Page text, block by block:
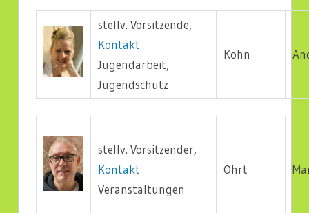
stellv. Vorsitzende,
Kontakt
Jugendarbeit,
Jugendschutz
Kohn
stellv. Vorsitzender,
Kontakt
Veranstaltungen
Ohrt